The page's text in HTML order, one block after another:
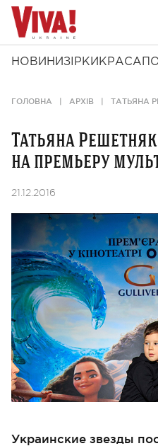
НОВИНИ ЗІРКИ КРАСА
ГОЛОВНА АРХІВ ТАТЬЯНА
Татьяна
на премьеру
21.12.2016
Украинские звезды